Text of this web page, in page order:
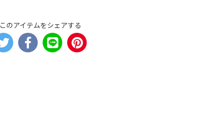
このアイテムをシェアする